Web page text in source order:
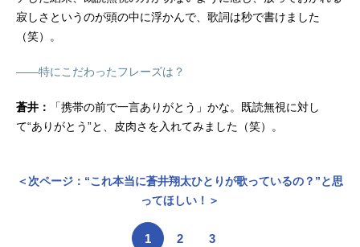
寂しさというのが頭の中に浮かんで、歌詞は秒で書けました
（笑）。
――特にこだわったフレーズは？
蒼井：
「携帯の前で一言ありがとう」かな。既読無視に対し
て“ありがとう”と、皮肉さを入れてみました（笑）。
＜次ページ：“これ本当に蒼井翔太ひとりが歌っているの？”と思
ってほしい！＞
1 2 3